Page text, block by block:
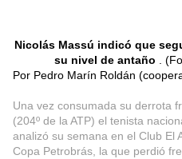
Nicolás Massú indicó que
su nivel de antaño
.
Por Pedro Marín Roldán
Una vez consumada su derrota
(204º de la ATP) el tenista
analizó su semana en el Club El
Copa Petrobrás, la que perdió